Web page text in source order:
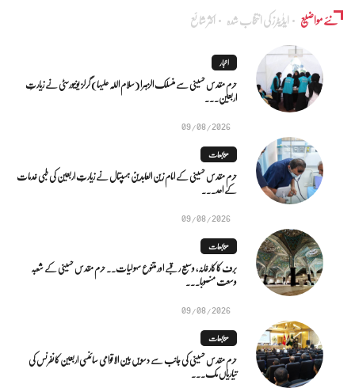
نئے مواضیع ایڈٰیٹرز کی انتخاب شدہ اکثر شائع
اخبار
حرم مقدس حسینی سے منسلک الزہرا (سلام اللہ علیہا) گرلز یونیورسٹی نے زیارتِ
اربعین...
09/08/2026
متابعات
حرم مقدس حسینی کے امام زین العابدینؑ ہسپتال نے زیارتِ اربعین کی طبی خدمات
کے اعد...
09/08/2026
متابعات
برف کا کارخانہ، وسیع رقبے اور متنوع سہولیات۔۔ حرم مقدس حسینی کے شعبہ
وسعت منصوبا...
09/08/2026
متابعات
حرم مقدس حسینی کی جانب سے دسویں بین الاقوامی سائنسی اربعین کانفرنس کی
تیاریاں مک...